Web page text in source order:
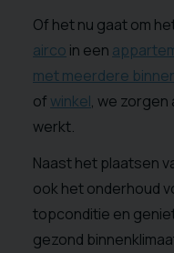
Of het nu gaat om
airco in een
met meerdere
of winkel, we zorgen
werkt.
Naast het plaatsen
ook het onderhoud
topconditie en
gezond